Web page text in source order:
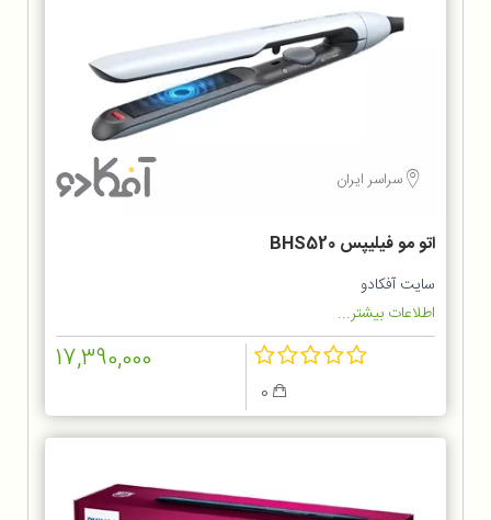
سراسر ایران
اتو مو فیلیپس BHS520
سایت آفکادو
اطلاعات بیشتر...
17,390,000